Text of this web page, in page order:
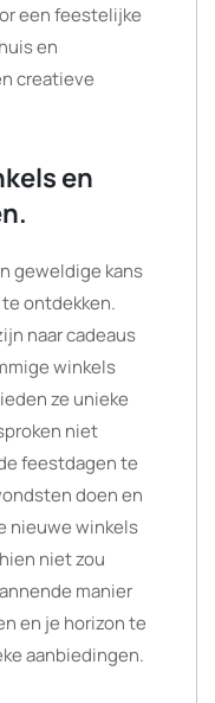
een feestelijke
en
creatieve
en
geweldige kans
ontdekken.
naar cadeaus
winkels
ze unieke
niet
feestdagen te
doen en
nieuwe winkels
niet zou
manier
en je horizon te
aanbiedingen.